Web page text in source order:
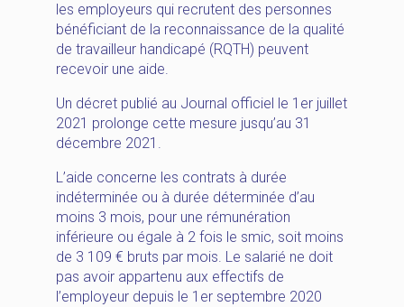
les employeurs qui recrutent des personnes
bénéficiant de la reconnaissance de la qualité
de travailleur handicapé (RQTH) peuvent
recevoir une aide.
Un décret publié au Journal officiel le 1er juillet
2021 prolonge cette mesure jusqu’au 31
décembre 2021.
L’aide concerne les contrats à durée
indéterminée ou à durée déterminée d’au
moins 3 mois, pour une rémunération
inférieure ou égale à 2 fois le smic, soit moins
de 3 109 € bruts par mois. Le salarié ne doit
pas avoir appartenu aux effectifs de
l’employeur depuis le 1er septembre 2020